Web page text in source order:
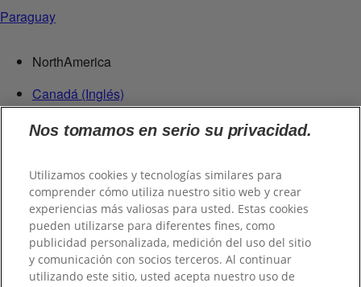
Paraguay
NorthAmerica
Canadá (Inglés)
Canadá (Francés)
Estados Unidos
Centroamérica
Guatemala
Suramérica
Chile
Nos tomamos en serio su privacidad.
Utilizamos cookies y tecnologías similares para
comprender cómo utiliza nuestro sitio web y crear
experiencias más valiosas para usted. Estas cookies
pueden utilizarse para diferentes fines, como
publicidad personalizada, medición del uso del sitio
y comunicación con socios terceros. Al continuar
utilizando este sitio, usted acepta nuestro uso de